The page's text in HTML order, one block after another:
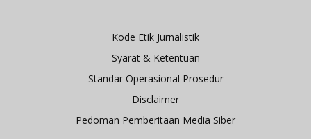
Kode Etik Jurnalistik
Syarat & Ketentuan
Standar Operasional Prosedur
Disclaimer
Pedoman Pemberitaan Media Siber